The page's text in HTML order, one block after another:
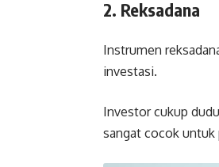
2. Reksadana
Instrumen
investasi.
Investor cukup
sangat cocok untuk